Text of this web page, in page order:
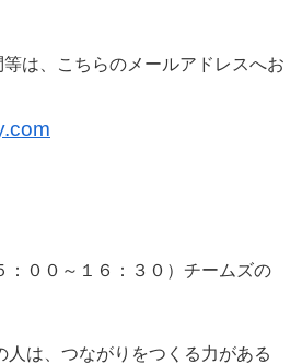
は、こちらのメールアドレスへお
：００～１６：３０）チームズの
人は、つながりをつくる力がある